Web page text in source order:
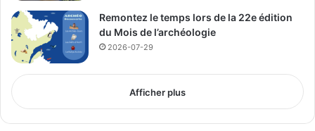
MarcWTK
MartyyVengeance
mariemama
Découverte de l’année
Remontez le temps lors de la 22e édition
du Mois de l’archéologie
2026-07-29
Afficher plus